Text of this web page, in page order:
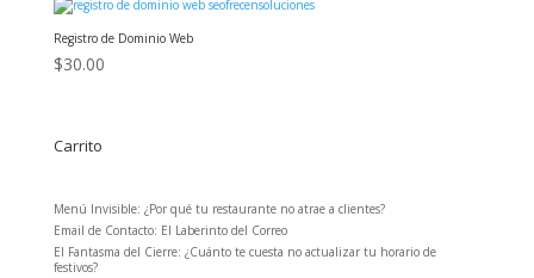
Registro de Dominio Web
$30.00
Carrito
Menú Invisible: ¿Por qué tu restaurante no atrae a clientes?
Email de Contacto: El Laberinto del Correo
El Fantasma del Cierre: ¿Cuánto te cuesta no actualizar tu horario de
festivos?